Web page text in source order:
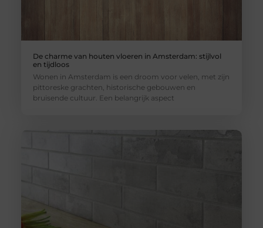
De charme van houten vloeren in Amsterdam: stijlvol
en tijdloos
Wonen in Amsterdam is een droom voor velen, met zijn
pittoreske grachten, historische gebouwen en
bruisende cultuur. Een belangrijk aspect